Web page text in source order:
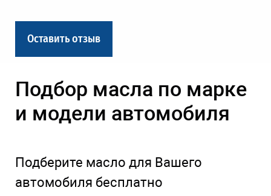
Оставить отзыв
Подбор масла по марке
и модели автомобиля
Подберите масло для Вашего
автомобиля бесплатно